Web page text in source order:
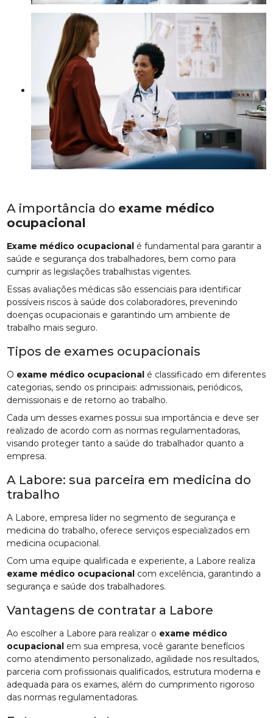
A importância do exame médico
ocupacional
Exame médico ocupacional é fundamental para garantir a
saúde e segurança dos trabalhadores, bem como para
cumprir as legislações trabalhistas vigentes.
Essas avaliações médicas são essenciais para identificar
possíveis riscos à saúde dos colaboradores, prevenindo
doenças ocupacionais e garantindo um ambiente de
trabalho mais seguro.
Tipos de exames ocupacionais
O exame médico ocupacional é classificado em diferentes
categorias, sendo os principais: admissionais, periódicos,
demissionais e de retorno ao trabalho.
Cada um desses exames possui sua importância e deve ser
realizado de acordo com as normas regulamentadoras,
visando proteger tanto a saúde do trabalhador quanto a
empresa.
A Labore: sua parceira em medicina do
trabalho
A Labore, empresa líder no segmento de segurança e
medicina do trabalho, oferece serviços especializados em
medicina ocupacional.
Com uma equipe qualificada e experiente, a Labore realiza
exame médico ocupacional com excelência, garantindo a
segurança e saúde dos trabalhadores.
Vantagens de contratar a Labore
Ao escolher a Labore para realizar o exame médico
ocupacional em sua empresa, você garante benefícios
como atendimento personalizado, agilidade nos resultados,
parceria com profissionais qualificados, estrutura moderna e
adequada para os exames, além do cumprimento rigoroso
das normas regulamentadoras.